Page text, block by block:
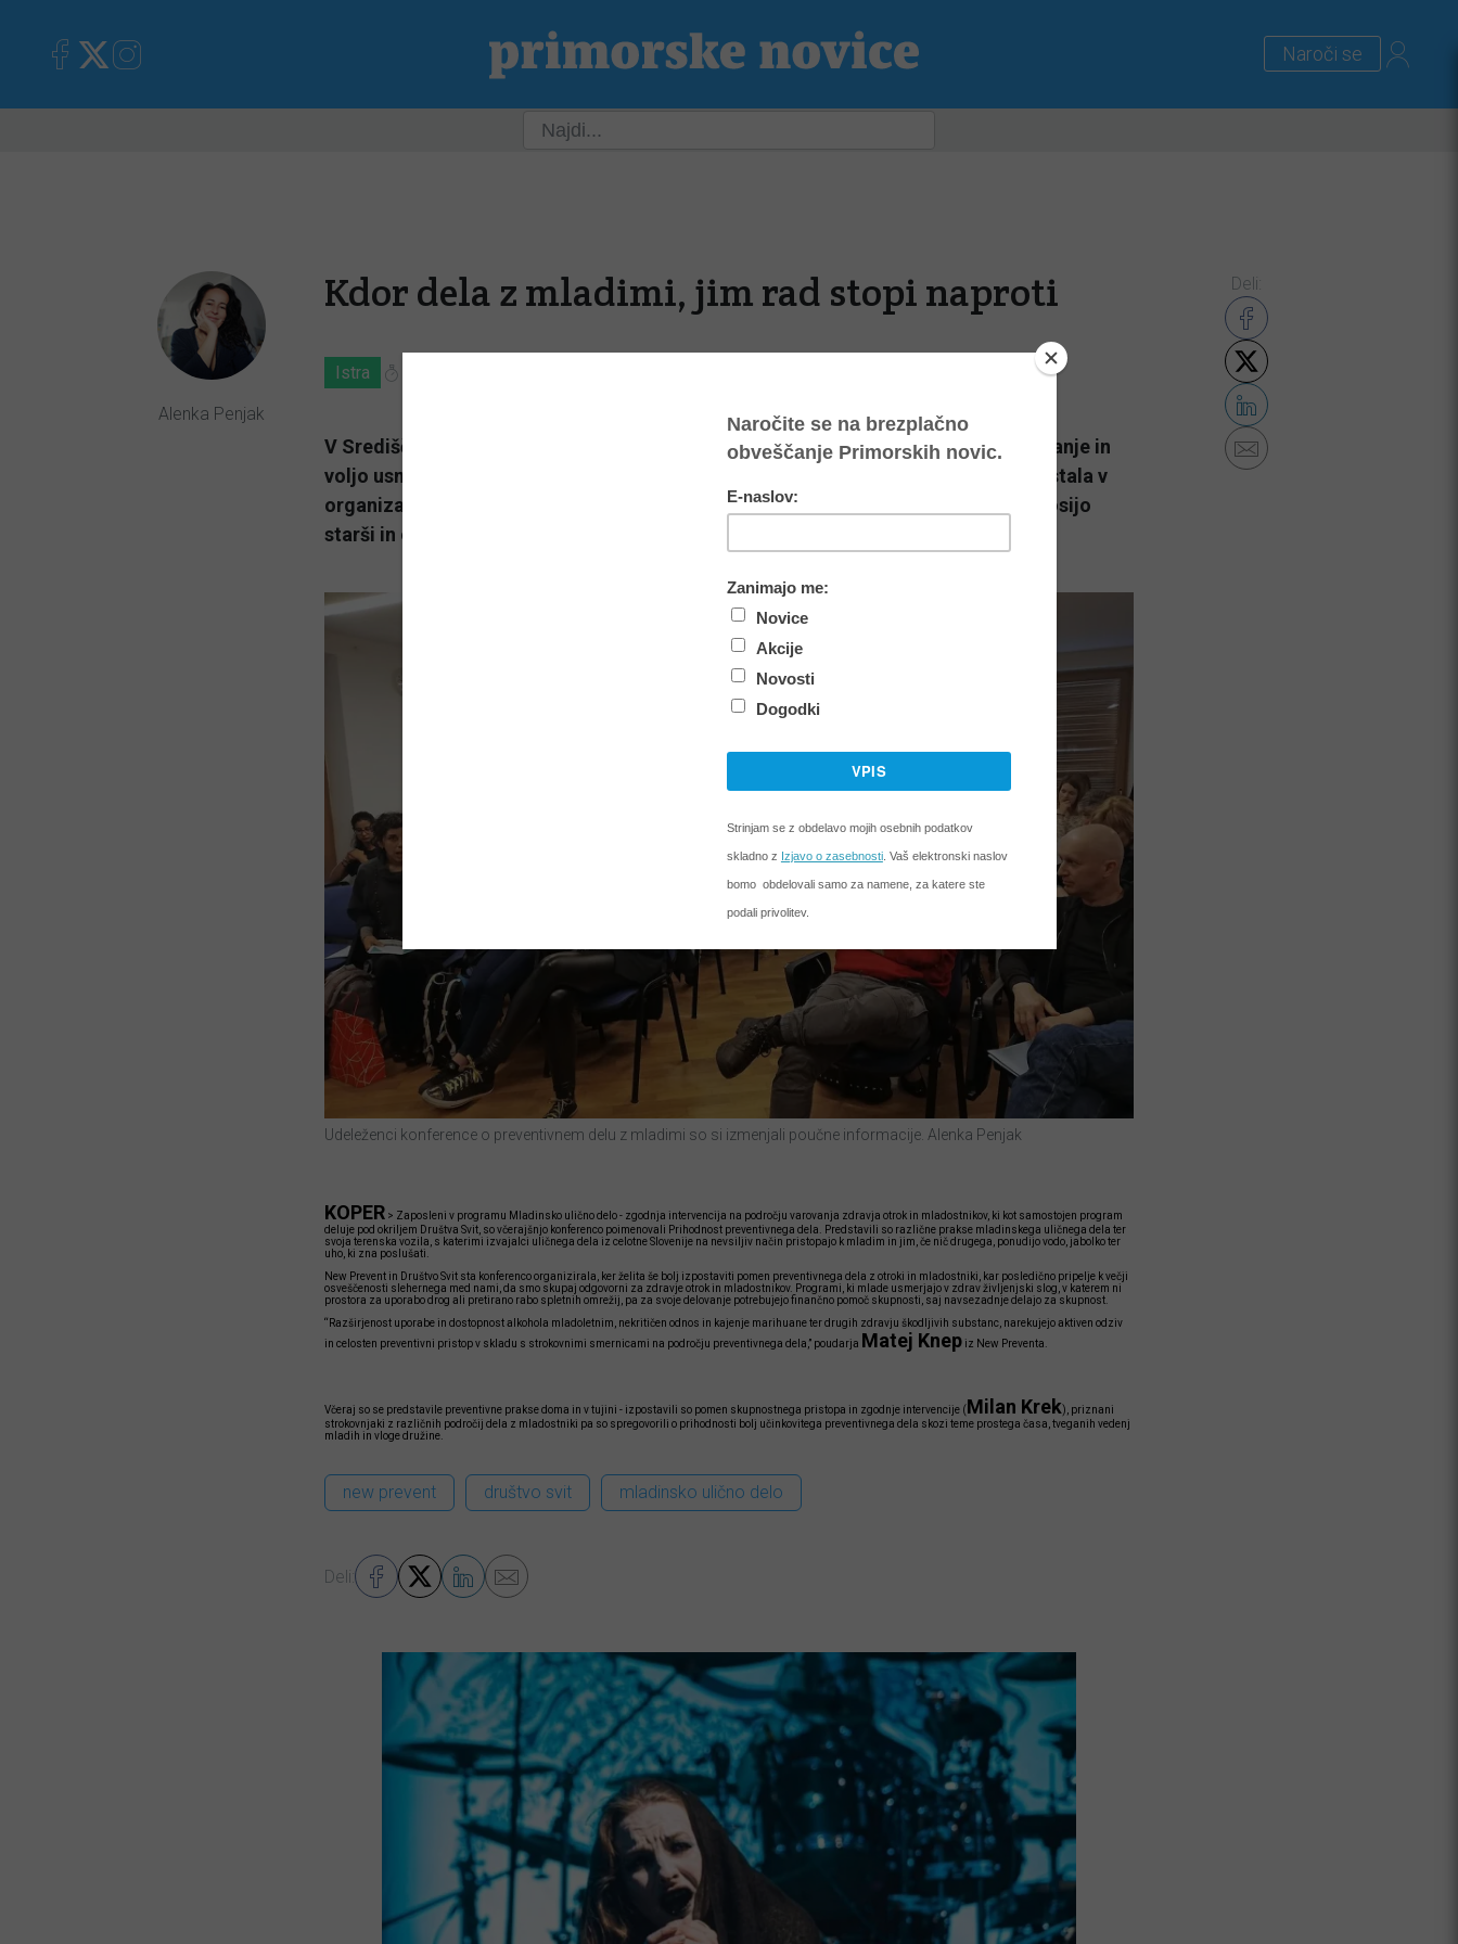
Naroči se
Slovenija
Alenka Penjak
Kdor dela z mladimi, jim rad stopi naproti
Istra
V Središču Rotunda je včeraj mrgolelo prostovoljcev in strokovnjakov, ki svoje znanje in
voljo usmerjajo v preventivno delo z otroki in mladostniki. Na konferenci, ki je nastala v
organizaciji New Preventa in društva Svit, je bilo veliko slišati o bremenih, ki jih nosijo
starši in otroci, a tudi o rešitvah.
Udeleženci konference o preventivnem delu z mladimi so si izmenjali poučne informacije. Alenka Penjak
KOPER > Zaposleni v programu Mladinsko ulično delo - zgodnja intervencija na področju varovanja zdravja otrok in mladostnikov, ki kot samostojen program
deluje pod okriljem Društva Svit, so včerajšnjo konferenco poimenovali Prihodnost preventivnega dela. Predstavili so različne prakse mladinskega uličnega dela ter
svoja terenska vozila, s katerimi izvajalci uličnega dela iz celotne Slovenije na nevsiljiv način pristopajo k mladim in jim, če nič drugega, ponudijo vodo, jabolko ter
uho, ki zna poslušati.
New Prevent in Društvo Svit sta konferenco organizirala, ker želita še bolj izpostaviti pomen preventivnega dela z otroki in mladostniki, kar posledično pripelje k večji
osveščenosti slehernega med nami, da smo skupaj odgovorni za zdravje otrok in mladostnikov. Programi, ki mlade usmerjajo v zdrav življenjski slog, v katerem ni
prostora za uporabo drog ali pretirano rabo spletnih omrežij, pa za svoje delovanje potrebujejo finančno pomoč skupnosti, saj navsezadnje delajo za skupnost.
“Razširjenost uporabe in dostopnost alkohola mladoletnim, nekritičen odnos in kajenje marihuane ter drugih zdravju škodljivih substanc, narekujejo aktiven odziv
in celosten preventivni pristop v skladu s strokovnimi smernicami na področju preventivnega dela,” poudarja Matej Knepiz New Preventa.
Včeraj so se predstavile preventivne prakse doma in v tujini - izpostavili so pomen skupnostnega pristopa in zgodnje intervencije (Milan Krek), priznani
strokovnjaki z različnih področij dela z mladostniki pa so spregovorili o prihodnosti bolj učinkovitega preventivnega dela skozi teme prostega časa, tveganih vedenj
mladih in vloge družine.
new prevent društvo svit mladinsko ulično delo
Deli:
Deli: